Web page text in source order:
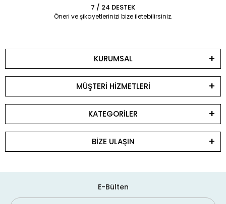
7 / 24 DESTEK
Öneri ve şikayetlerinizi bize iletebilirsiniz.
KURUMSAL
MÜŞTERİ HİZMETLERİ
KATEGORİLER
BİZE ULAŞIN
E-Bülten